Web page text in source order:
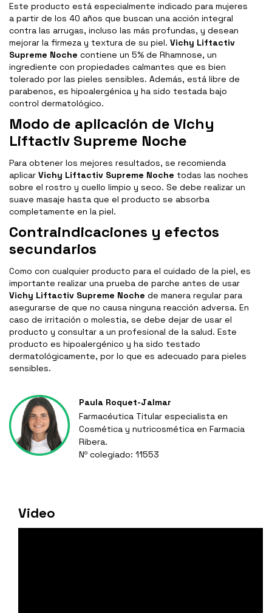
Este producto está especialmente indicado para mujeres
a partir de los 40 años que buscan una acción integral
contra las arrugas, incluso las más profundas, y desean
mejorar la firmeza y textura de su piel. Vichy Liftactiv
Supreme Noche contiene un 5% de Rhamnose, un
ingrediente con propiedades calmantes que es bien
tolerado por las pieles sensibles. Además, está libre de
parabenos, es hipoalergénica y ha sido testada bajo
control dermatológico.
Modo de aplicación de Vichy
Liftactiv Supreme Noche
Para obtener los mejores resultados, se recomienda
aplicar Vichy Liftactiv Supreme Noche todas las noches
sobre el rostro y cuello limpio y seco. Se debe realizar un
suave masaje hasta que el producto se absorba
completamente en la piel.
Contraindicaciones y efectos
secundarios
Como con cualquier producto para el cuidado de la piel, es
importante realizar una prueba de parche antes de usar
Vichy Liftactiv Supreme Noche de manera regular para
asegurarse de que no causa ninguna reacción adversa. En
caso de irritación o molestia, se debe dejar de usar el
producto y consultar a un profesional de la salud. Este
producto es hipoalergénico y ha sido testado
dermatológicamente, por lo que es adecuado para pieles
sensibles.
Paula Roquet-Jalmar
Farmacéutica Titular especialista en
Cosmética y nutricosmética en Farmacia
Ribera.
Nº colegiado: 11553
Video